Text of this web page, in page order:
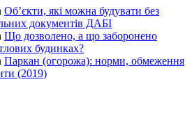
Об’єкти, які можна будувати без
документів ДАБІ
Що дозволено, а що заборонено
будинках?
Паркан (огорожа): норми, обмеження
(2019)